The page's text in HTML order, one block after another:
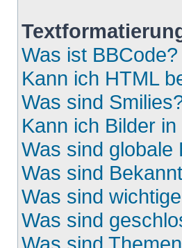
Was ist BBCode?
Kann ich HTML
Was sind
Kann ich Bilder
Was sind globale
Was sind
Was sind
Was sind